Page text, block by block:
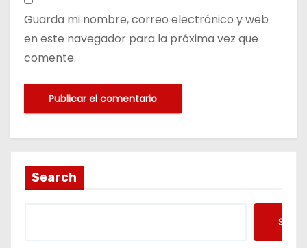
Guarda mi nombre, correo electrónico y web
en este navegador para la próxima vez que
comente.
Search